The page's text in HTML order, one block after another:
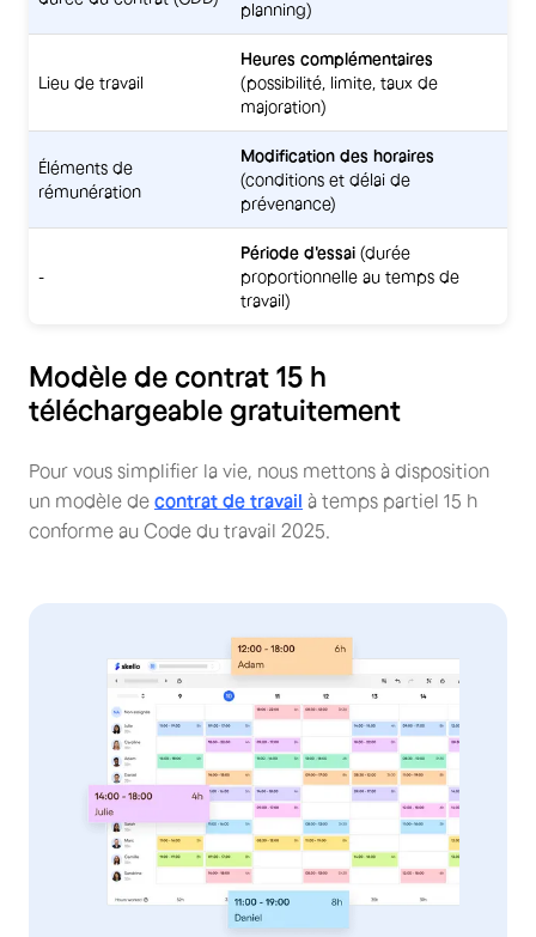
planning)
Lieu de travail
Heures complémentaires
(possibilité, limite, taux de
majoration)
Éléments de
rémunération
Modification des horaires
(conditions et délai de
prévenance)
-
Période d'essai (durée
proportionnelle au temps de
travail)
Modèle de contrat 15 h
téléchargeable gratuitement
Pour vous simplifier la vie, nous mettons à disposition
un modèle de contrat de travail à temps partiel 15 h
conforme au Code du travail 2025.